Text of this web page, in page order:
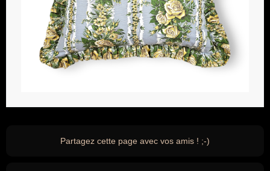
Partagez cette page avec vos amis ! ;-)